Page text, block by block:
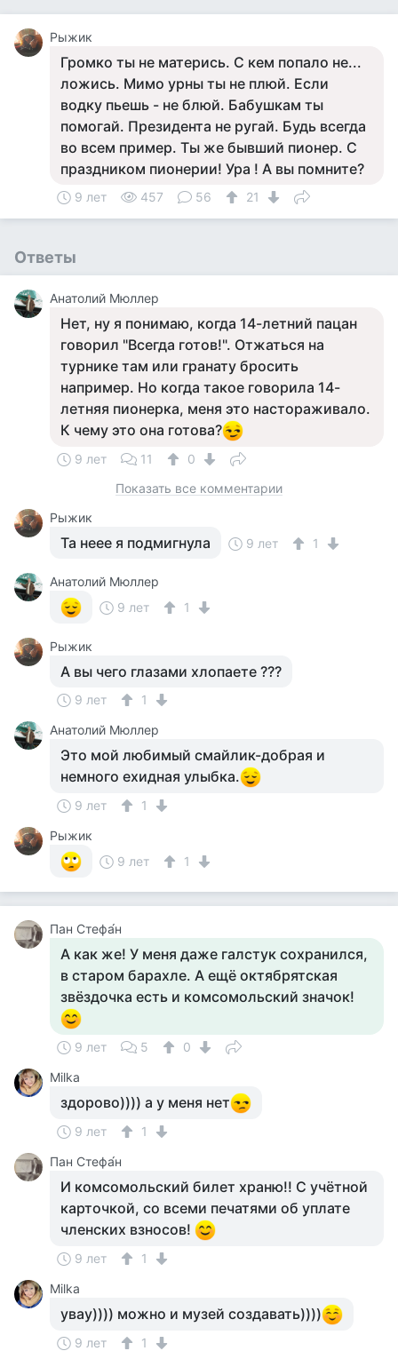
Рыжик
Громко ты не матерись. С кем попало не...
ложись. Мимо урны ты не плюй. Если
водку пьешь - не блюй. Бабушкам ты
помогай. Президента не ругай. Будь всегда
во всем пример. Ты же бывший пионер. С
праздником пионерии! Ура ! А вы помните?
9 лет 457 56 21
Ответы
Анатолий Мюллер
Нет, ну я понимаю, когда 14-летний пацан
говорил "Всегда готов!". Отжаться на
турнике там или гранату бросить
например. Но когда такое говорила 14-
летняя пионерка, меня это настораживало.
К чему это она готова?
9 лет 11
0
Показать все комментарии
Рыжик
Та неее я подмигнула 9 лет 1
Анатолий Мюллер
9 лет
1
Рыжик
А вы чего глазами хлопаете ???
9 лет
1
Анатолий Мюллер
Это мой любимый смайлик-добрая и
немного ехидная улыбка.
9 лет
1
Рыжик
9 лет
1
Пан Стефа́н
А как же! У меня даже галстук сохранился,
в старом барахле. А ещё октябрятская
звёздочка есть и комсомольский значок!
9 лет 5
0
Milka
здорово)))) а у меня нет
9 лет
1
Пан Стефа́н
И комсомольский билет храню!! С учётной
карточкой, со всеми печатями об уплате
членских взносов!
9 лет
1
Milka
увау)))) можно и музей создавать))))
9 лет
1